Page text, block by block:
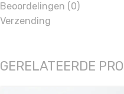
Beoordelingen (0)
Verzending
GERELATEERDE